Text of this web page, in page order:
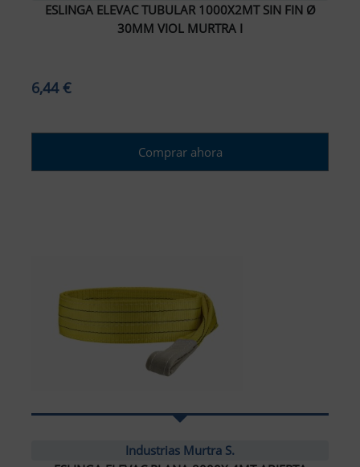
ESLINGA ELEVAC TUBULAR 1000X2MT SIN FIN Ø
30MM VIOL MURTRA I
6,44 €
Comprar ahora
Industrias Murtra S.